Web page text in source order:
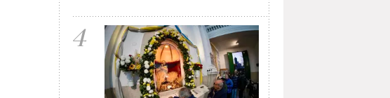
4